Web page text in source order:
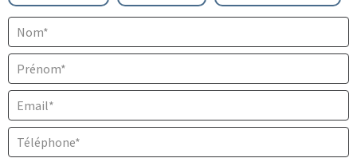
Nom* :
Prénom* :
Email* :
Téléphone* :